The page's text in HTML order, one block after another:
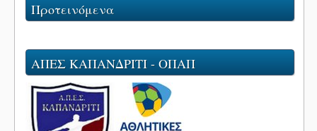
Προτεινόμενα
ΑΠΕΣ ΚΑΠΑΝΔΡΙΤΙ - ΟΠΑΠ